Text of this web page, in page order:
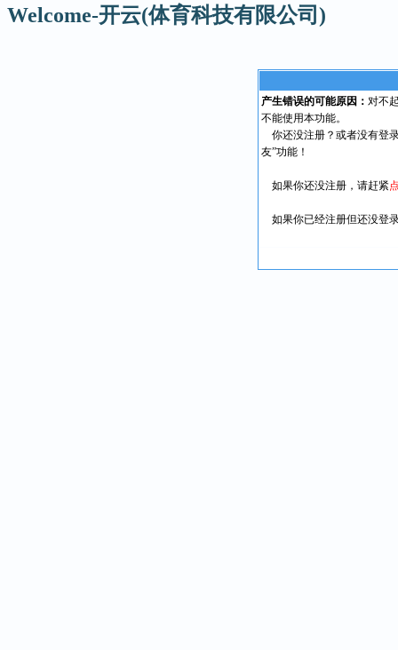
Welcome-开云(体育科技有限公司)
产生错误的可能原因： 对不
不能使用本功能。
你还没注册？或者没有登
友”功能！
如果你还没注册，请赶紧
如果你已经注册但还没登